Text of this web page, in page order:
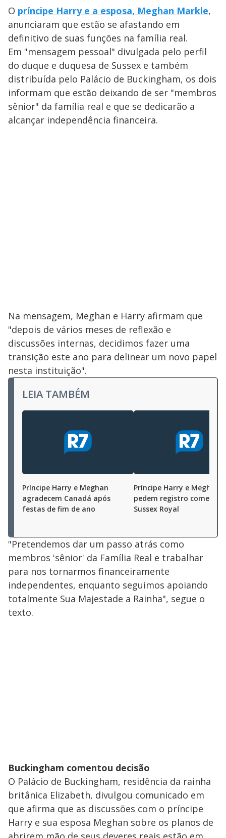
O príncipe Harry e a esposa, Meghan Markle,
anunciaram que estão se afastando em
definitivo de suas funções na família real.
Em "mensagem pessoal" divulgada pelo perfil
do duque e duquesa de Sussex e também
distribuída pelo Palácio de Buckingham, os dois
informam que estão deixando de ser "membros
sênior" da família real e que se dedicarão a
alcançar independência financeira.
Na mensagem, Meghan e Harry afirmam que
"depois de vários meses de reflexão e
discussões internas, decidimos fazer uma
transição este ano para delinear um novo papel
nesta instituição".
LEIA TAMBÉM
Príncipe Harry e Meghan
agradecem Canadá após
festas de fim de ano
Príncipe Harry e Meghan
pedem registro
Sussex Royal
"Pretendemos dar um passo atrás como
membros 'sênior' da Família Real e trabalhar
para nos tornarmos financeiramente
independentes, enquanto seguimos apoiando
totalmente Sua Majestade a Rainha", segue o
texto.
Buckingham comentou decisão
O Palácio de Buckingham, residência da rainha
britânica Elizabeth, divulgou comunicado em
que afirma que as discussões com o príncipe
Harry e sua esposa Meghan sobre os planos de